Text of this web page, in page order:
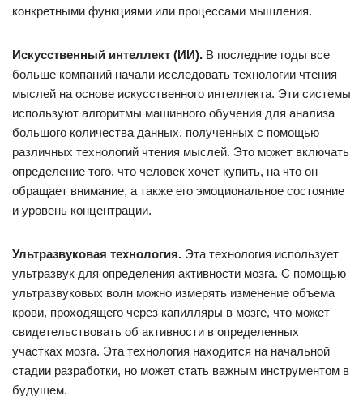
конкретными функциями или процессами мышления.
Искусственный интеллект (ИИ). В последние годы все
больше компаний начали исследовать технологии чтения
мыслей на основе искусственного интеллекта. Эти системы
используют алгоритмы машинного обучения для анализа
большого количества данных, полученных с помощью
различных технологий чтения мыслей. Это может включать
определение того, что человек хочет купить, на что он
обращает внимание, а также его эмоциональное состояние
и уровень концентрации.
Ультразвуковая технология. Эта технология использует
ультразвук для определения активности мозга. С помощью
ультразвуковых волн можно измерять изменение объема
крови, проходящего через капилляры в мозге, что может
свидетельствовать об активности в определенных
участках мозга. Эта технология находится на начальной
стадии разработки, но может стать важным инструментом в
будущем.